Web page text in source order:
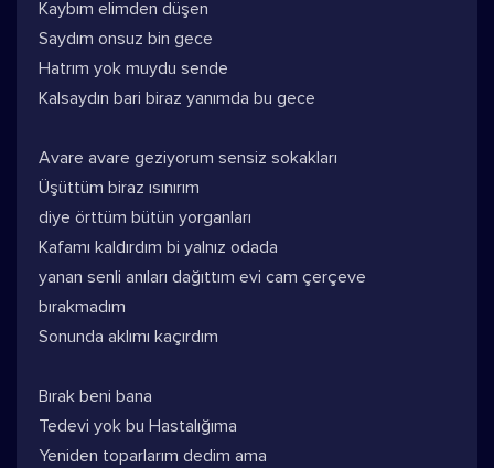
Kaybım elimden düşen
Saydım onsuz bin gece
Hatrım yok muydu sende
Kalsaydın bari biraz yanımda bu gece
Avare avare geziyorum sensiz sokakları
Üşüttüm biraz ısınırım
diye örttüm bütün yorganları
Kafamı kaldırdım bi yalnız odada
yanan senli anıları dağıttım evi cam çerçeve
bırakmadım
Sonunda aklımı kaçırdım
Bırak beni bana
Tedevi yok bu Hastalığıma
Yeniden toparlarım dedim ama